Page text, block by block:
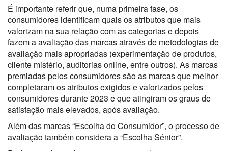
É importante referir que, numa primeira fase, os
consumidores identificam quais os atributos que mais
valorizam na sua relação com as categorias e depois
fazem a avaliação das marcas através de metodologias de
avaliação mais apropriadas (experimentação de produtos,
cliente mistério, auditorias online, entre outros). As marcas
premiadas pelos consumidores são as marcas que melhor
completaram os atributos exigidos e valorizados pelos
consumidores durante 2023 e que atingiram os graus de
satisfação mais elevados, após avaliação.
Além das marcas “Escolha do Consumidor”, o processo de
avaliação também considera a “Escolha Sénior”.